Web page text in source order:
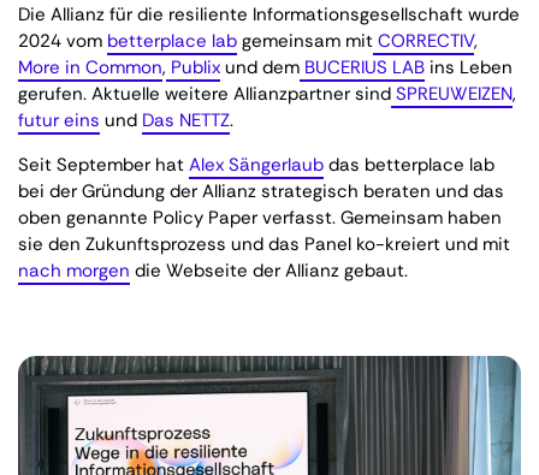
Die Allianz für die resiliente Informationsgesellschaft wurde
2024 vom betterplace lab gemeinsam mit CORRECTIV,
More in Common, Publix und dem BUCERIUS LAB ins Leben
gerufen. Aktuelle weitere Allianzpartner sind SPREUWEIZEN,
futur eins und Das NETTZ.
Seit September hat Alex Sängerlaub das betterplace lab
bei der Gründung der Allianz strategisch beraten und das
oben genannte Policy Paper verfasst. Gemeinsam haben
sie den Zukunftsprozess und das Panel ko-kreiert und mit
nach morgen die Webseite der Allianz gebaut.